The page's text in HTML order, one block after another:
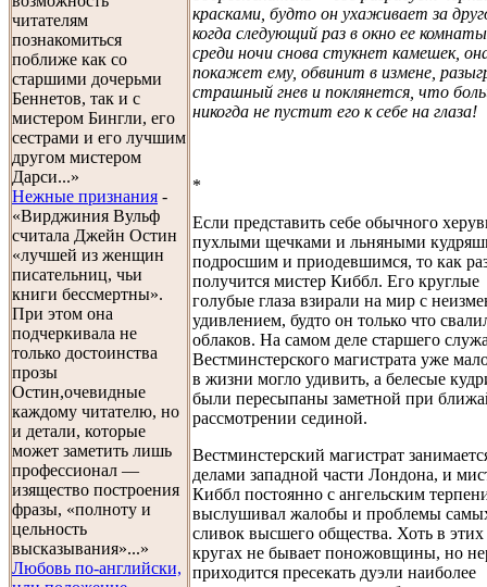
читателям
познакомиться
поближе как со
старшими дочерьми
Беннетов, так и с
мистером Бингли, его
сестрами и его лучшим
другом мистером
Дарси...»
Нежные признания -
«Вирджиния Вульф
считала Джейн Остин
«лучшей из женщин
писательниц, чьи
книги бессмертны».
При этом она
подчеркивала не
только достоинства
прозы
Остин,очевидные
каждому читателю, но
и детали, которые
может заметить лишь
профессионал —
изящество построения
фразы, «полноту и
цельность
высказывания»...»
Любовь по-английски,
красками, будто он ухаживает за
когда следующий раз в окно ее комнаты
среди ночи снова стукнет камешек,
покажет ему, обвинит в измене,
страшный гнев и поклянется, что
никогда не пустит его к себе на глаза!
*
Если представить себе обычного
пухлыми щечками и льняными
подросшим и приодевшимся, то как
получится мистер Киббл. Его круглые
голубые глаза взирали на мир с
удивлением, будто он только что
облаков. На самом деле старшего
Вестминстерского магистрата уже
в жизни могло удивить, а белесые
были пересыпаны заметной при
рассмотрении сединой.
Вестминстерский магистрат
делами западной части Лондона, и
Киббл постоянно с ангельским
выслушивал жалобы и проблемы
сливок высшего общества. Хоть в этих
кругах не бывает поножовщины, но
приходится пресекать дуэли наиболее